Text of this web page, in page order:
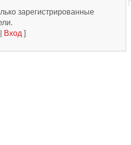
зарегистрированные
Вход ]